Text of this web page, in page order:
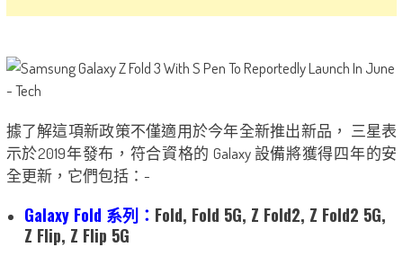
據了解這項新政策不僅適用於今年全新推出新品， 三星表
示於2019年發布，符合資格的 Galaxy 設備將獲得四年的安
全更新，它們包括：-
Galaxy Fold 系列： Fold, Fold 5G, Z Fold2, Z Fold2 5G,
Z Flip, Z Flip 5G